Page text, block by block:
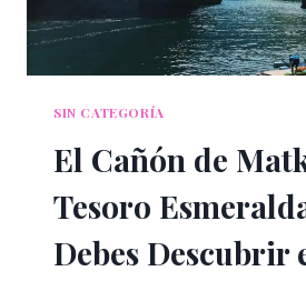
SIN CATEGORÍA
El Cañón de
Tesoro
Debes Descubrir